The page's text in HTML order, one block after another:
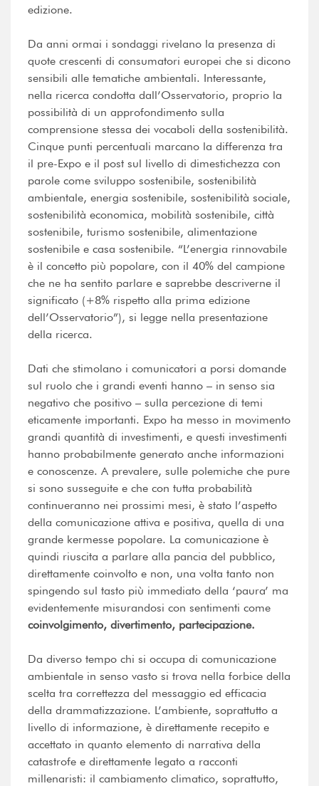
edizione.
Da anni ormai i sondaggi rivelano la presenza di
quote crescenti di consumatori europei che si dicono
sensibili alle tematiche ambientali. Interessante,
nella ricerca condotta dall’Osservatorio, proprio la
possibilità di un approfondimento sulla
comprensione stessa dei vocaboli della sostenibilità.
Cinque punti percentuali marcano la differenza tra
il pre-Expo e il post sul livello di dimestichezza con
parole come sviluppo sostenibile, sostenibilità
ambientale, energia sostenibile, sostenibilità sociale,
sostenibilità economica, mobilità sostenibile, città
sostenibile, turismo sostenibile, alimentazione
sostenibile e casa sostenibile. “L’energia rinnovabile
è il concetto più popolare, con il 40% del campione
che ne ha sentito parlare e saprebbe descriverne il
significato (+8% rispetto alla prima edizione
dell’Osservatorio”), si legge nella presentazione
della ricerca.
Dati che stimolano i comunicatori a porsi domande
sul ruolo che i grandi eventi hanno – in senso sia
negativo che positivo – sulla percezione di temi
eticamente importanti. Expo ha messo in movimento
grandi quantità di investimenti, e questi investimenti
hanno probabilmente generato anche informazioni
e conoscenze. A prevalere, sulle polemiche che pure
si sono susseguite e che con tutta probabilità
continueranno nei prossimi mesi, è stato l’aspetto
della comunicazione attiva e positiva, quella di una
grande kermesse popolare. La comunicazione è
quindi riuscita a parlare alla pancia del pubblico,
direttamente coinvolto e non, una volta tanto non
spingendo sul tasto più immediato della ‘paura’ ma
evidentemente misurandosi con sentimenti come
coinvolgimento, divertimento, partecipazione.
Da diverso tempo chi si occupa di comunicazione
ambientale in senso vasto si trova nella forbice della
scelta tra correttezza del messaggio ed efficacia
della drammatizzazione. L’ambiente, soprattutto a
livello di informazione, è direttamente recepito e
accettato in quanto elemento di narrativa della
catastrofe e direttamente legato a racconti
millenaristi: il cambiamento climatico, soprattutto,